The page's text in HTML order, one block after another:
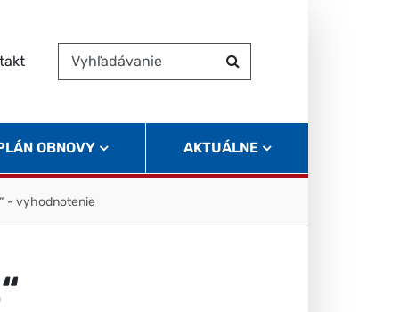
Vyhľadávanie
Hľadať
OBNOVY AKTUÁLNE
- vyhodnotenie